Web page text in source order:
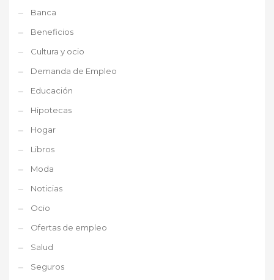
Banca
Beneficios
Cultura y ocio
Demanda de Empleo
Educación
Hipotecas
Hogar
Libros
Moda
Noticias
Ocio
Ofertas de empleo
Salud
Seguros